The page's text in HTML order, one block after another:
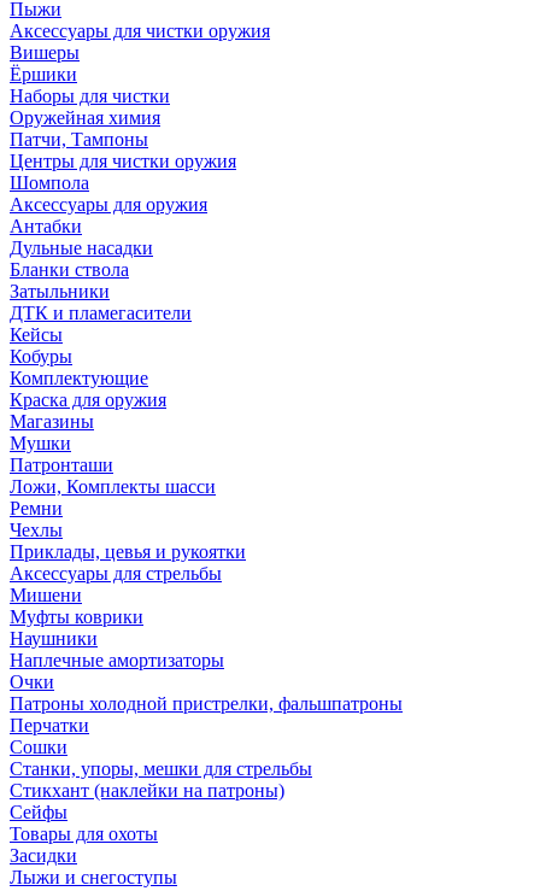
Пыжи
Аксессуары для чистки оружия
Вишеры
Ёршики
Наборы для чистки
Оружейная химия
Патчи, Тампоны
Центры для чистки оружия
Шомпола
Аксессуары для оружия
Антабки
Дульные насадки
Бланки ствола
Затыльники
ДТК и пламегасители
Кейсы
Кобуры
Комплектующие
Краска для оружия
Магазины
Мушки
Патронташи
Ложи, Комплекты шасси
Ремни
Чехлы
Приклады, цевья и рукоятки
Аксессуары для стрельбы
Мишени
Муфты коврики
Наушники
Наплечные амортизаторы
Очки
Патроны холодной пристрелки, фальшпатроны
Перчатки
Сошки
Станки, упоры, мешки для стрельбы
Стикхант (наклейки на патроны)
Сейфы
Товары для охоты
Засидки
Лыжи и снегоступы